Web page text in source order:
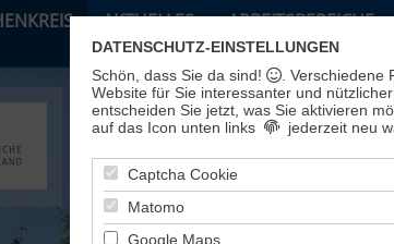
AKTUELLES ARBEITSBEREICHE
DATENSCHUTZ-EINSTELLUNGEN
Schön, dass Sie da sind!
.
Website für Sie interessanter und nützlicher
entscheiden Sie jetzt, was Sie aktivieren
auf das Icon unten links
jederzeit neu
Captcha Cookie
Matomo
Google Maps